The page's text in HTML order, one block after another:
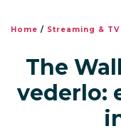
Home / Streaming & TV
The
vederlo: